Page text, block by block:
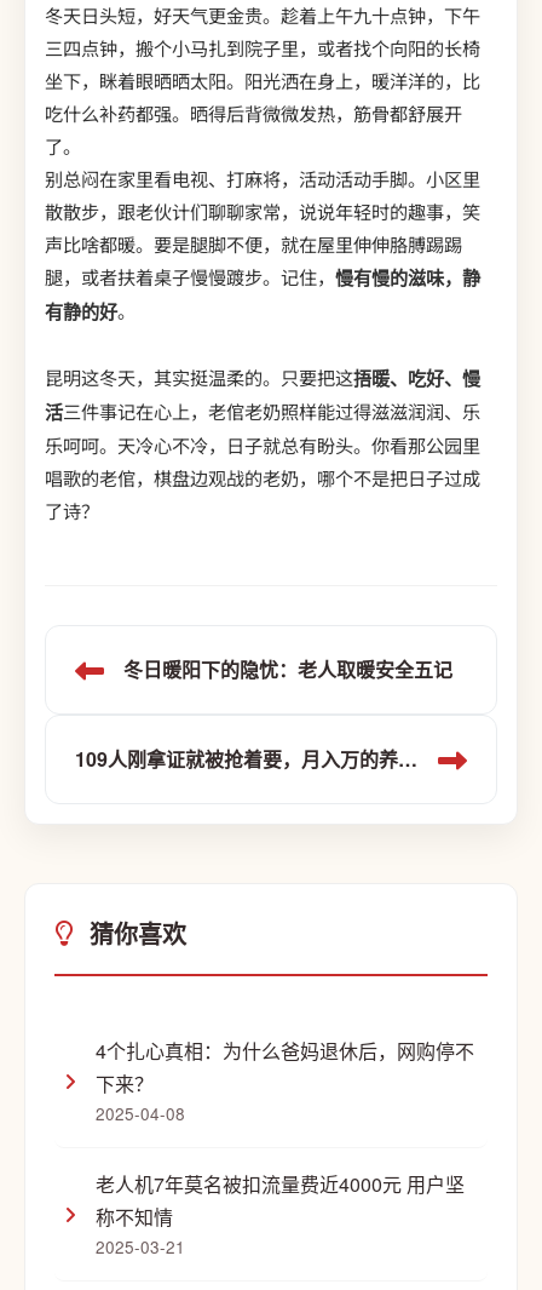
冬天日头短，好天气更金贵。趁着上午九十点钟，下午
三四点钟，搬个小马扎到院子里，或者找个向阳的长椅
坐下，眯着眼晒晒太阳。阳光洒在身上，暖洋洋的，比
吃什么补药都强。晒得后背微微发热，筋骨都舒展开
了。
别总闷在家里看电视、打麻将，活动活动手脚。小区里
散散步，跟老伙计们聊聊家常，说说年轻时的趣事，笑
声比啥都暖。要是腿脚不便，就在屋里伸伸胳膊踢踢
腿，或者扶着桌子慢慢踱步。记住， 慢有慢的滋味，静
有静的好。
昆明这冬天，其实挺温柔的。只要把这捂暖、吃好、慢
活三件事记在心上，老倌老奶照样能过得滋滋润润、乐
乐呵呵。天冷心不冷，日子就总有盼头。你看那公园里
唱歌的老倌，棋盘边观战的老奶，哪个不是把日子过成
了诗？
冬日暖阳下的隐忧：老人取暖安全五记
109人刚拿证就被抢着要，月入万的养老新路子，咱们普通人也能走
猜你喜欢
4个扎心真相：为什么爸妈退休后，网购停不
下来？
2025-04-08
老人机7年莫名被扣流量费近4000元 用户坚
称不知情
2025-03-21